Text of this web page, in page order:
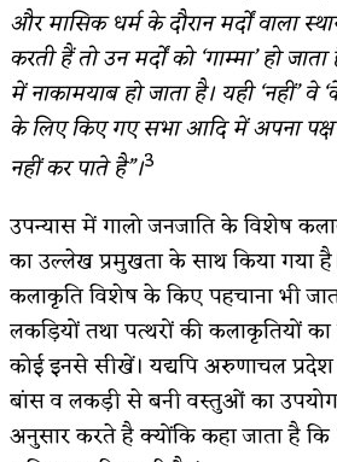
और मासिक धर्म के दौरान मर्दों वाला
करती हैं तो उन मर्दों को ‘गाम्मा’ हो
में नाकामयाब हो जाता है। यही ‘नहीं’ वे
के लिए किए गए सभा आदि में अपना पक्ष
नहीं कर पाते है”।3
उपन्यास में गालो जनजाति के विशेष
का उल्लेख प्रमुखता के साथ किया गया
कलाकृति विशेष के किए पहचाना भी
लकड़ियों तथा पत्थरों की कलाकृतियों
कोई इनसे सीखें। यद्यपि अरुणाचल
बांस व लकड़ी से बनी वस्तुओं का
अनुसार करते है क्योंकि कहा जाता है